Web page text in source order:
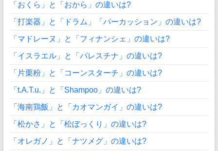
「おくら」と「おから」の違いは?
「打楽器」と「ドラム」「パーカッション」の違いは?
「マドレーヌ」と「フィナンシェ」の違いは?
「イスラエル」と「パレスチナ」の違いは?
「片栗粉」と「コーンスターチ」の違いは?
「t.A.T.u.」と「Shampoo」の違いは?
「海南鶏飯」と「カオマンガイ」の違いは?
「松かさ」と「松ぼっくり」の違いは?
「オレガノ」と「ナツメグ」の違いは?